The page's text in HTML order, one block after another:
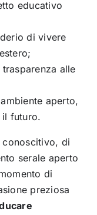
educativo
di vivere
alle
aperto,
futuro.
di
serale aperto
di
preziosa